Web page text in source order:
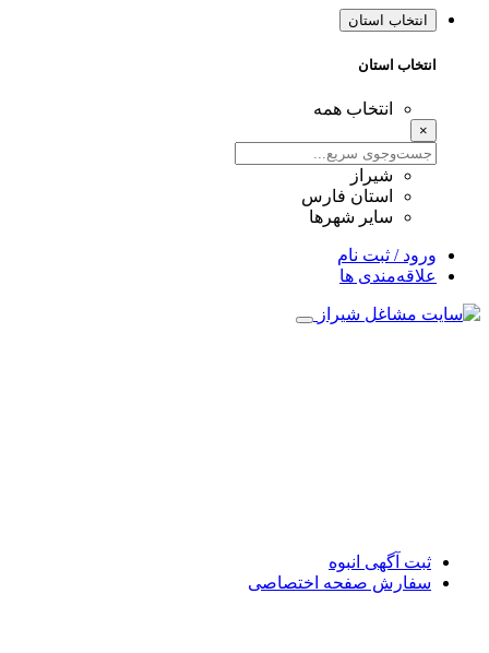
انتخاب استان
انتخاب استان
انتخاب همه
×
شیراز
استان فارس
سایر شهرها
ورود / ثبت نام
علاقه‌مندی ها
ثبت آگهی انبوه
سفارش صفحه اختصاصی